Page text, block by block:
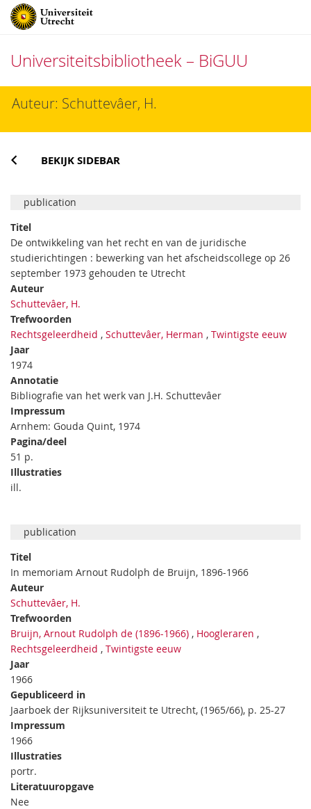
Universiteitsbibliotheek – BiGUU
naarAuteur: Schuttevâer, H.
BEKIJK SIDEBAR
publication
Titel
De ontwikkeling van het recht en van de juridische
studierichtingen : bewerking van het afscheidscollege op 26
september 1973 gehouden te Utrecht
Auteur
Schuttevâer, H.
Trefwoorden
Rechtsgeleerdheid , Schuttevâer, Herman , Twintigste eeuw
Jaar
1974
Annotatie
Bibliografie van het werk van J.H. Schuttevâer
Impressum
Arnhem: Gouda Quint, 1974
Pagina/deel
51 p.
Illustraties
ill.
publication
Titel
In memoriam Arnout Rudolph de Bruijn, 1896-1966
Auteur
Schuttevâer, H.
Trefwoorden
Bruijn, Arnout Rudolph de (1896-1966) , Hoogleraren ,
Rechtsgeleerdheid , Twintigste eeuw
Jaar
1966
Gepubliceerd in
Jaarboek der Rijksuniversiteit te Utrecht, (1965/66), p. 25-27
Impressum
1966
Illustraties
portr.
Literatuuropgave
Nee